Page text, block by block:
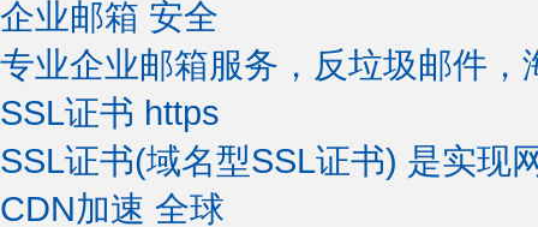
企业邮箱 安全
专业企业邮箱服务，反垃圾邮件，
SSL证书 https
SSL证书(域名型SSL证书) 是实现
CDN加速 全球